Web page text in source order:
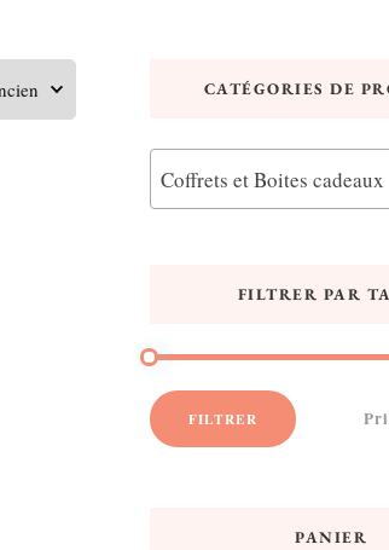
CATÉGORIES DE
Coffrets et Boites
FILTRER PAR
FILTRER
PANIER